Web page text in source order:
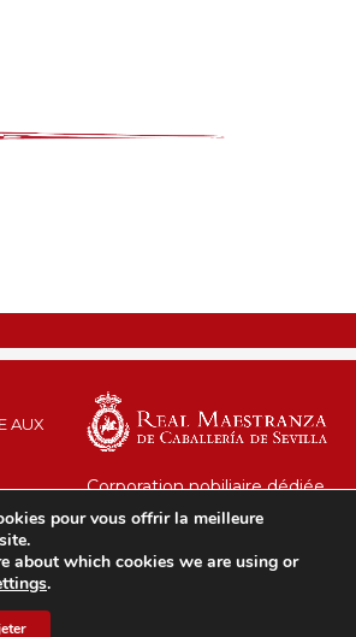
AUX
Corporation nobiliaire dédiée
au maintien de son héritage
Depuis 1670 au service de la
pour vous offrir la meilleure
about which cookies we are using or
.